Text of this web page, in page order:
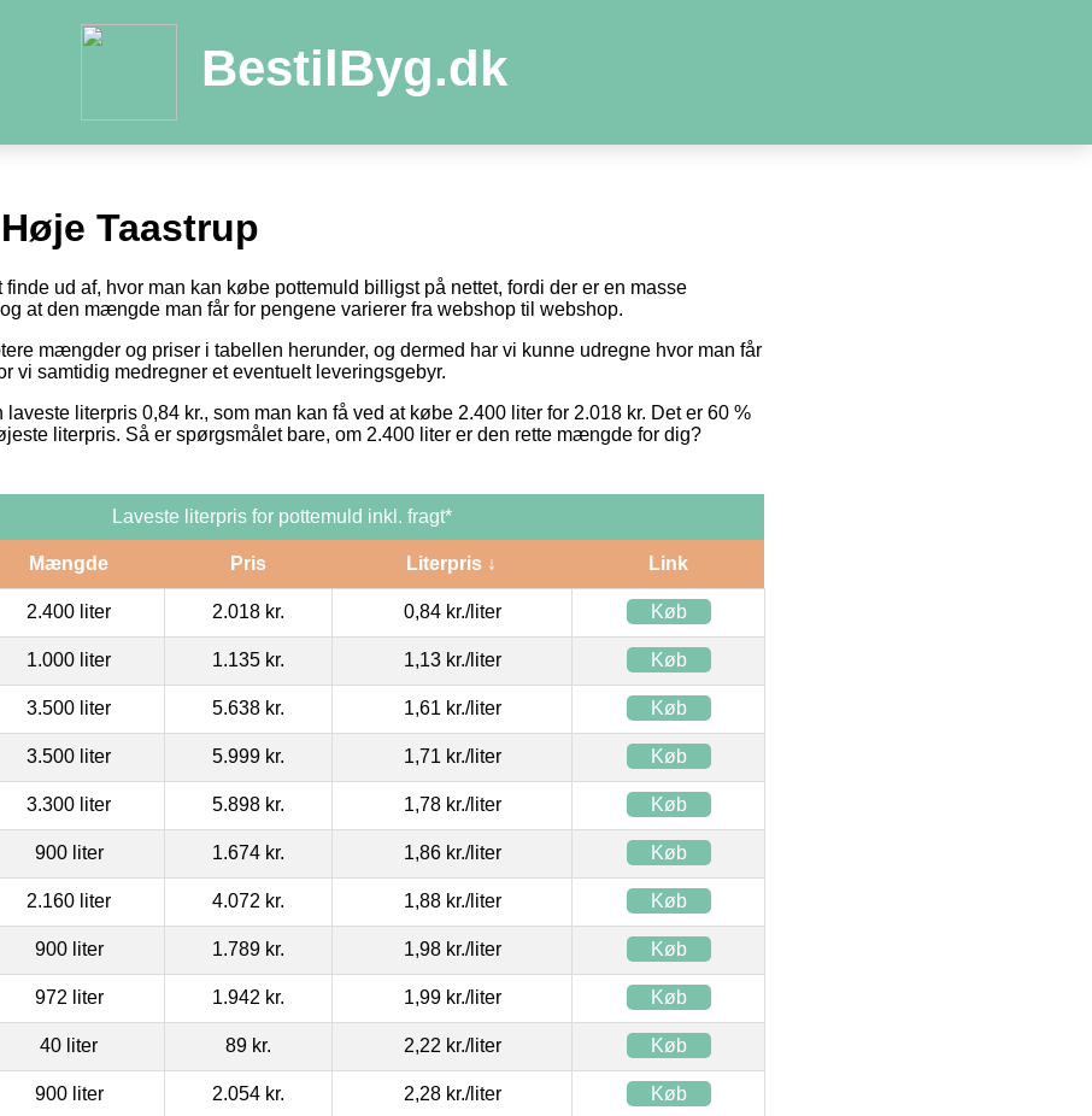
BestilByg.dk
Taastrup
finde ud af, hvor man kan købe pottemuld billigst på nettet, fordi der er en masse
at den mængde man får for pengene varierer fra webshop til webshop.
mængder og priser i tabellen herunder, og dermed har vi kunne udregne hvor man får
vi samtidig medregner et eventuelt leveringsgebyr.
laveste literpris 0,84 kr., som man kan få ved at købe 2.400 liter for 2.018 kr. Det er 60 %
literpris. Så er spørgsmålet bare, om 2.400 liter er den rette mængde for dig?
Laveste literpris for pottemuld inkl. fragt*
Mængde Pris Literpris ↓ Link
2.400 liter 2.018 kr. 0,84 kr./liter Køb
1.000 liter 1.135 kr. 1,13 kr./liter Køb
3.500 liter 5.638 kr. 1,61 kr./liter Køb
3.500 liter 5.999 kr. 1,71 kr./liter Køb
3.300 liter 5.898 kr. 1,78 kr./liter Køb
900 liter 1.674 kr. 1,86 kr./liter Køb
2.160 liter 4.072 kr. 1,88 kr./liter Køb
900 liter 1.789 kr. 1,98 kr./liter Køb
972 liter 1.942 kr. 1,99 kr./liter Køb
40 liter 89 kr. 2,22 kr./liter Køb
900 liter 2.054 kr. 2,28 kr./liter Køb